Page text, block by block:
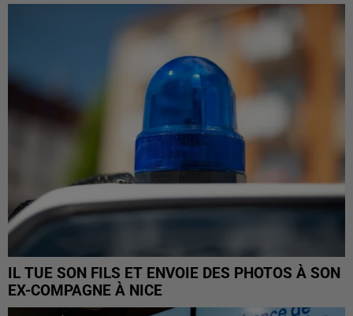
IL TUE SON FILS ET ENVOIE DES PHOTOS À SON
EX-COMPAGNE À NICE